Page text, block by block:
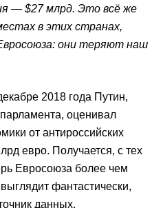
— $27 млрд. Это всё же
в этих странах,
они теряют наш
2018 года Путин,
оценивал
от антироссийских
евро. Получается, с тех
Евросоюза более чем
фантастически,
данных.